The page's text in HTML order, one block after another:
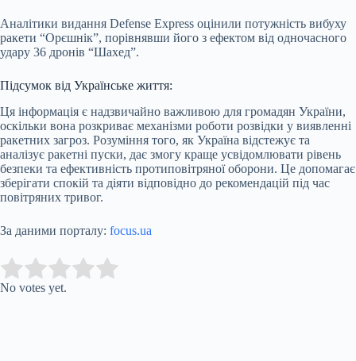
Аналітики видання Defense Express оцінили потужність вибуху
ракети “Орєшнік”, порівнявши його з ефектом від одночасного
удару 36 дронів “Шахед”.
Підсумок від Українське життя:
Ця інформація є надзвичайно важливою для громадян України,
оскільки вона розкриває механізми роботи розвідки у виявленні
ракетних загроз. Розуміння того, як Україна відстежує та
аналізує ракетні пуски, дає змогу краще усвідомлювати рівень
безпеки та ефективність протиповітряної оборони. Це допомагає
зберігати спокій та діяти відповідно до рекомендацій під час
повітряних тривог.
За даними порталу: focus.ua
Rate this item:
No votes yet.